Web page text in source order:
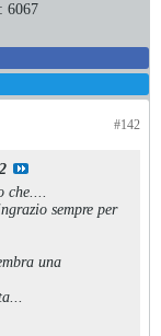
6067
#142
che....
sempre per
una